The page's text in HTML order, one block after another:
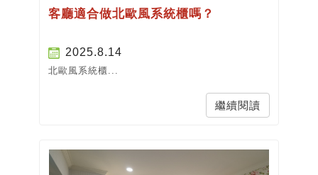
客廳適合做北歐風系統櫃嗎？
2025.8.14
北歐風系統櫃...
繼續閱讀